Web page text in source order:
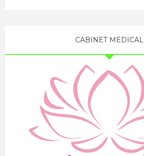
CABINET MEDICAL